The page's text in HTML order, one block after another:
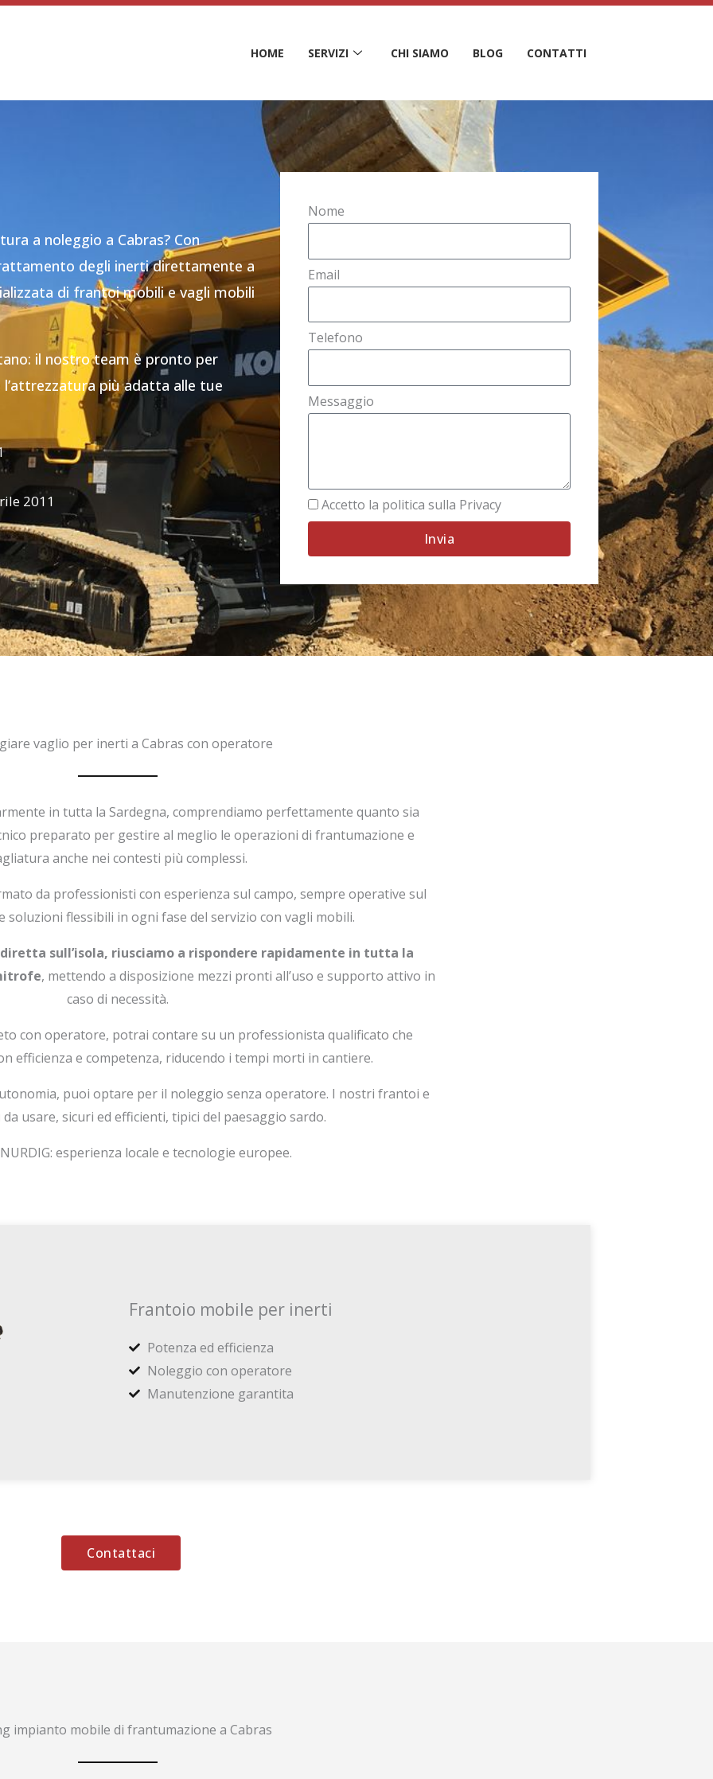
HOME SERVIZI CHI SIAMO BLOG CONTATTI
a noleggio a Cabras? Con
degli inerti direttamente a
di frantoi mobili e vagli mobili
il nostro team è pronto per
più adatta alle tue
2011
Nome
Email
Telefono
Messaggio
Accetto la politica sulla Privacy
Invia
vaglio per inerti a Cabras con operatore
in tutta la Sardegna, comprendiamo perfettamente quanto sia
preparato per gestire al meglio le operazioni di frantumazione e
anche nei contesti più complessi.
da professionisti con esperienza sul campo, sempre operative sul
flessibili in ogni fase del servizio con vagli mobili.
sull’isola, riusciamo a rispondere rapidamente in tutta la
, mettendo a disposizione mezzi pronti all’uso e supporto attivo in
caso di necessità.
con operatore, potrai contare su un professionista qualificato che
efficienza e competenza, riducendo i tempi morti in cantiere.
puoi optare per il noleggio senza operatore. I nostri frantoi e
usare, sicuri ed efficienti, tipici del paesaggio sardo.
esperienza locale e tecnologie europee.
Frantoio mobile per inerti
Potenza ed efficienza
Noleggio con operatore
Manutenzione garantita
Contattaci
impianto mobile di frantumazione a Cabras